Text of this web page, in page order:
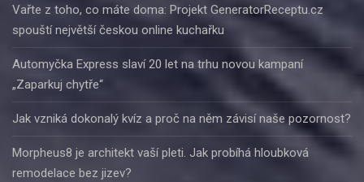
Vařte z toho, co máte doma: Projekt GeneratorReceptu.cz
spouští největší českou online kuchařku
Automyčka Express slaví 20 let na trhu novou kampaní
„Zaparkuj chytře“
Jak vzniká dokonalý kvíz a proč na něm závisí naše pozornost?
Morpheus8 je architekt vaší pleti. Jak probíhá hloubková
remodelace bez jizev?